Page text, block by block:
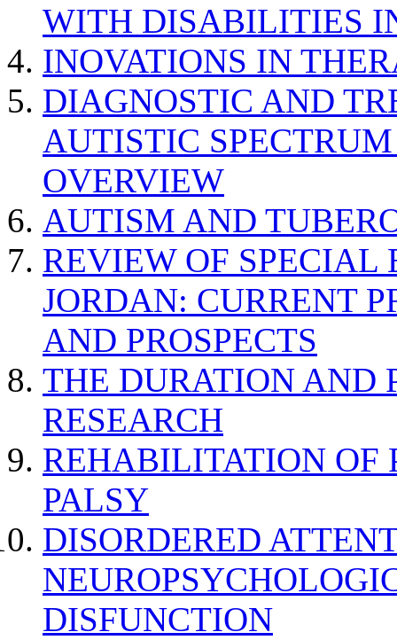
WITH DISABILITIES
INOVATIONS IN
DIAGNOSTIC AND
AUTISTIC
OVERVIEW
AUTISM AND
REVIEW OF SPECIAL
JORDAN: CURRENT
AND PROSPECTS
THE DURATION AND
RESEARCH
REHABILITATION OF
PALSY
DISORDERED
DISFUNCTION